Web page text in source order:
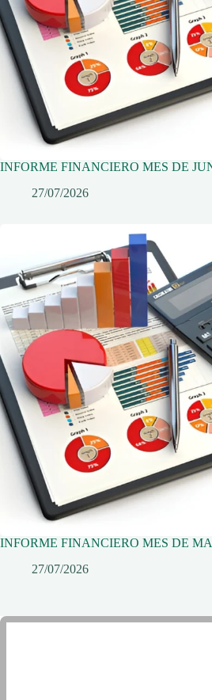
INFORME FINANCIERO MES DE
27/07/2026
INFORME FINANCIERO MES DE
27/07/2026